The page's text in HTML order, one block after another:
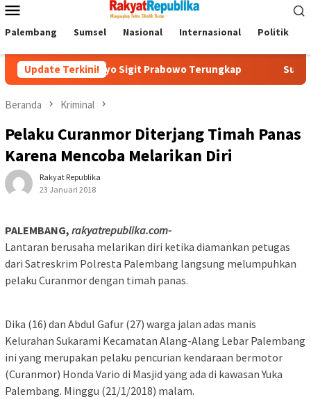
Mobile
Palembang Sumsel Nasional Internasional Politik
Update Terkini!
Listyo Sigit Prabowo Terungkap Sudah Tiga Jam
Beranda Kriminal
Pelaku Curanmor Diterjang Timah Panas
Karena Mencoba Melarikan Diri
Rakyat Republika
23 Januari 2018
PALEMBANG, rakyatrepublika.com-
Lantaran berusaha melarikan diri ketika diamankan petugas
dari Satreskrim Polresta Palembang langsung melumpuhkan
pelaku Curanmor dengan timah panas.
Dika (16) dan Abdul Gafur (27) warga jalan adas manis
Kelurahan Sukarami Kecamatan Alang-Alang Lebar Palembang
ini yang merupakan pelaku pencurian kendaraan bermotor
(Curanmor) Honda Vario di Masjid yang ada di kawasan Yuka
Palembang. Minggu (21/1/2018) malam.